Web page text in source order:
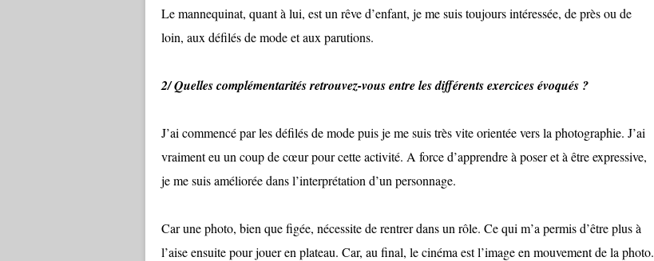
Le mannequinat, quant à lui, est un rêve d’enfant, je me suis toujours intéressée, de près ou de
loin, aux défilés de mode et aux parutions.
2/ Quelles complémentarités retrouvez-vous entre les différents exercices évoqués ?
J’ai commencé par les défilés de mode puis je me suis très vite orientée vers la photographie. J’ai
vraiment eu un coup de cœur pour cette activité. A force d’apprendre à poser et à être expressive,
je me suis améliorée dans l’interprétation d’un personnage.
Car une photo, bien que figée, nécessite de rentrer dans un rôle. Ce qui m’a permis d’être plus à
l’aise ensuite pour jouer en plateau. Car, au final, le cinéma est l’image en mouvement de la photo.